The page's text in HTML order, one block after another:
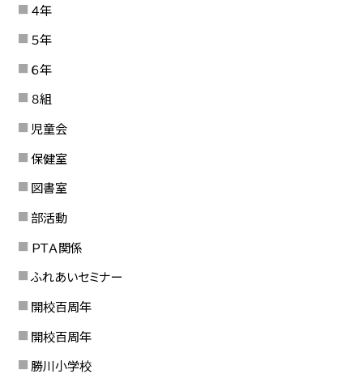
４年
５年
６年
８組
児童会
保健室
図書室
部活動
ＰＴＡ関係
ふれあいセミナー
開校百周年
開校百周年
勝川小学校